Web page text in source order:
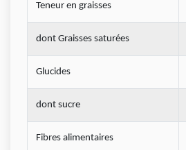
Teneur en graisses
dont Graisses saturées
Glucides
dont sucre
Fibres alimentaires